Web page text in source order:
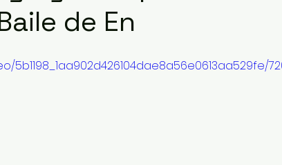
de En
5b1198_1aa902d426104dae8a56e0613aa529fe/